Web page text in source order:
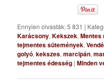
Ennyien olvasták: 5 831 |
Karácsony,Kekszek,Mentes
tejmentes sütemények,
golyó,kekszes,marcipán,
tejmentes édesség |Minden